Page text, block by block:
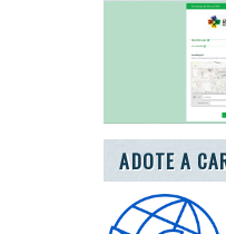
ADOTE O TROÇO DE UM
RIO